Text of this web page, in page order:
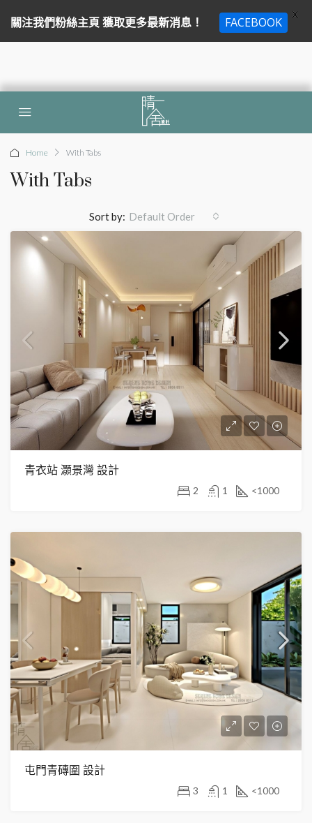
Home With Tabs
With Tabs
Sort by: Default Order
青衣站 灝景灣 設計
2 1 <1000
屯門青磚圍 設計
3 1 <1000
關注我們粉絲主頁 獲取更多最新消息！ FACEBOOK
X